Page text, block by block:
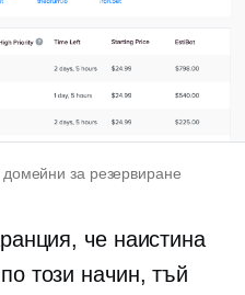
за резервиране
че наистина
този начин, тъй